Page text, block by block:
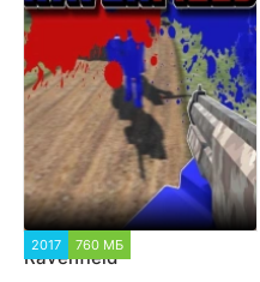
2017 760 МБ
Ravenfield